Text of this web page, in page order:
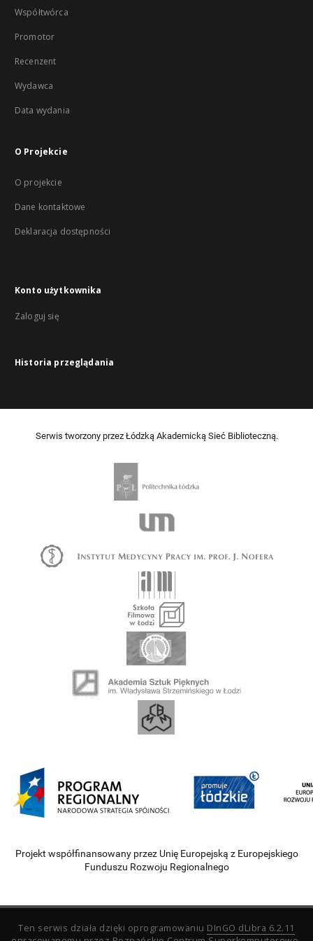
Współtwórca
Promotor
Recenzent
Wydawca
Data wydania
O Projekcie
O projekcie
Dane kontaktowe
Deklaracja dostępności
Konto użytkownika
Zaloguj się
Historia przeglądania
Serwis tworzony przez Łódzką Akademicką Sieć Biblioteczną.
Projekt współfinansowany przez Unię Europejską z Europejskiego
Funduszu Rozwoju Regionalnego
Ten serwis działa dzięki oprogramowaniu DInGO dLibra 6.2.11